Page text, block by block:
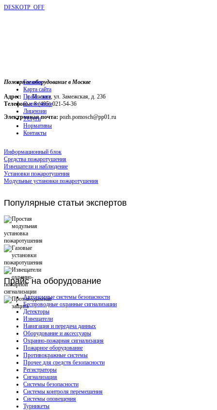
DESKOTP_OFF
Пожарное оборудование в Москве
Адрес: г. Москва, ул. Замежская, д. 236
Телефоны:8 (495) 021-54-36
Электронная почта: pozh.pomosch@pp01.ru
Главная
Карта сайта
Прайс-лист
О компании
Лицензии
Услуги
Нормативы
Контакты
Информационный блок
Средства пожаротушения
Извещатели и наблюдение
Установки пожаротушения
Модульные установки пожаротушения
Популярные статьи экспертов
Прайсна оборудование
Автономные системы безопасности
Беспроводные охранные сигнализации
Детекторы
Извещатели
Навигация и передача данных
Оборудование и аксессуары
Охранно-пожарная сигнализация
Пожарное оборудование
Противокражные системы
Прочее для средств безопасности
Регистраторы
Сигнализация
Системы безопасности
Системы контроля перемещения
Системы оповещения
Турникеты